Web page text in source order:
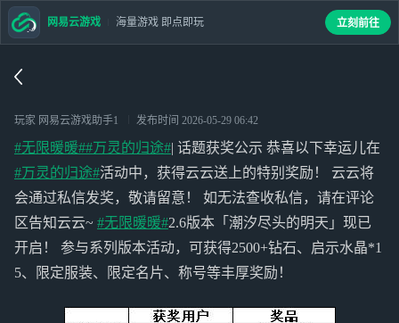
玩家 网易云游戏助手1 发布时间 2026-05-29 06:42
#无限暖暖##万灵的归途#| 话题获奖公示 恭喜以下幸运儿在
#万灵的归途#活动中，获得云云送上的特别奖励！ 云云将
会通过私信发奖，敬请留意！ 如无法查收私信，请在评论
区告知云云~ #无限暖暖#2.6版本「潮汐尽头的明天」现已
开启！ 参与系列版本活动，可获得2500+钻石、启示水晶*1
5、限定服装、限定名片、称号等丰厚奖励！
网易云游戏 海量游戏 即点即玩 立刻前往